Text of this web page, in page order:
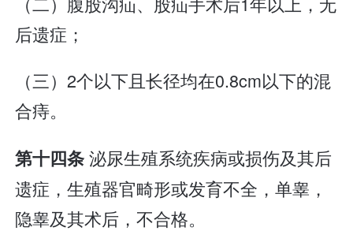
后遗症；
（三）2个以下且长径均在0.8cm以下的混
合痔。
第十四条泌尿生殖系统疾病或损伤及其后
遗症，生殖器官畸形或发育不全，单睾，
隐睾及其术后，不合格。